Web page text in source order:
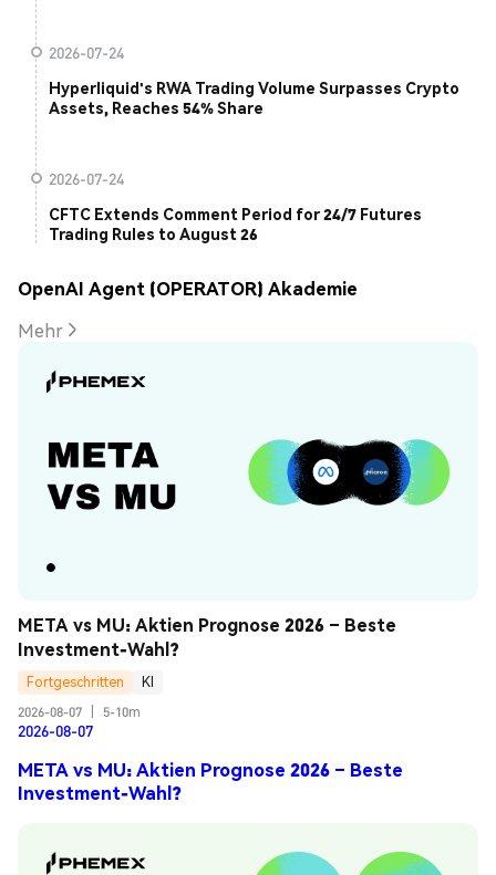
2026-07-24
Hyperliquid's RWA Trading Volume Surpasses Crypto
Assets, Reaches 54% Share
2026-07-24
CFTC Extends Comment Period for 24/7 Futures
Trading Rules to August 26
OpenAI Agent (OPERATOR) Akademie
Mehr
META vs MU: Aktien Prognose 2026 – Beste
Investment-Wahl?
Fortgeschritten
KI
2026-08-07
5-10m
2026-08-07
META vs MU: Aktien Prognose 2026 – Beste
Investment-Wahl?